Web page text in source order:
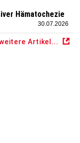
Hämatochezie
30.07.2026
Artikel...